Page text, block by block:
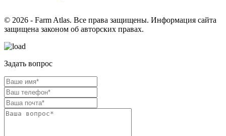
© 2026 - Farm Atlas. Все права защищены. Информация сайта
защищена законом об авторских правах.
Задать вопрос